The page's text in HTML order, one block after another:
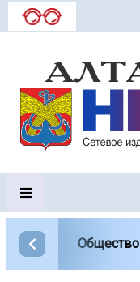
Общество